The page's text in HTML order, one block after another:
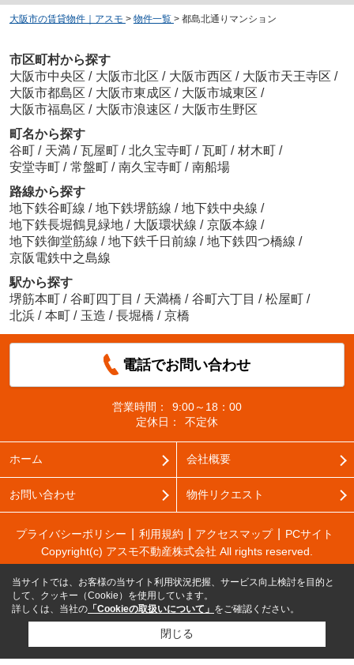
大阪市の賃貸物件｜アスモ > 物件一覧 > 都島北通りマンション
市区町村から探す
大阪市中央区 / 大阪市北区 / 大阪市西区 / 大阪市天王寺区 /
大阪市都島区 / 大阪市東成区 / 大阪市城東区 /
大阪市福島区 / 大阪市浪速区 / 大阪市生野区
町名から探す
谷町 / 天満 / 瓦屋町 / 北久宝寺町 / 瓦町 / 材木町 /
安堂寺町 / 常盤町 / 南久宝寺町 / 南船場
路線から探す
地下鉄谷町線 / 地下鉄堺筋線 / 地下鉄中央線 /
地下鉄長堀鶴見緑地 / 大阪環状線 / 京阪本線 /
地下鉄御堂筋線 / 地下鉄千日前線 / 地下鉄四つ橋線 /
京阪電鉄中之島線
駅から探す
堺筋本町 / 谷町四丁目 / 天満橋 / 谷町六丁目 / 松屋町 /
北浜 / 本町 / 玉造 / 長堀橋 / 京橋
電話でお問い合わせ
営業時間：
9:00～18：00
定休日：
不定休
ホーム 会社概要
お問い合わせ 物件リクエスト
プライバシーポリシー 利用規約 アクセスマップ
PCサイト
Copyright(c) アスモ不動産株式会社 All rights reserved.
当サイトでは、お客様の当サイト利用状況把握、サービス向上検討を目的と
して、クッキー（Cookie）を使用しています。
詳しくは、当社の 「Cookieの取扱いについて」 をご確認ください。
閉じる